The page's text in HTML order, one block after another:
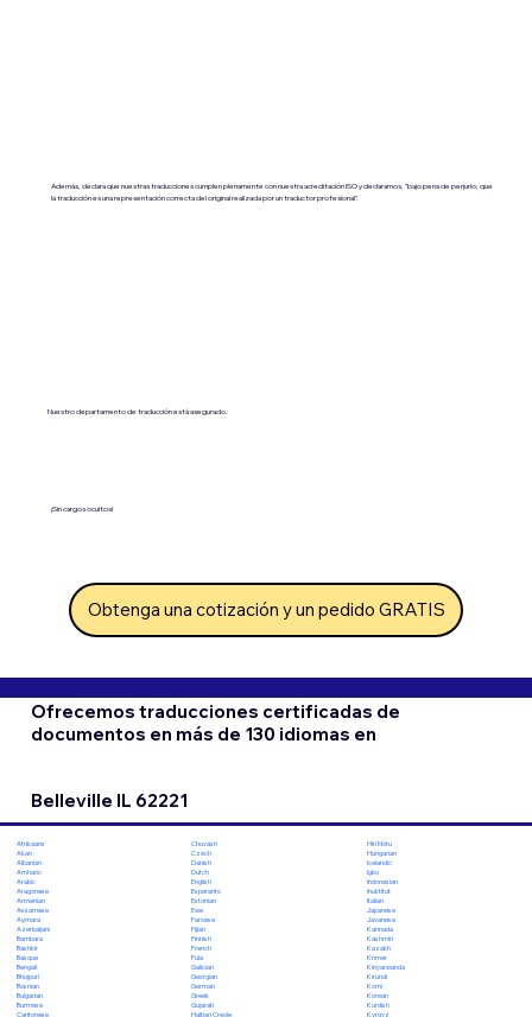
Además, declara que nuestras traducciones cumplen plenamente con nuestra acreditación ISO y declaramos, "bajo pena de perjurio, que
la traducción es una representación correcta del original realizada por un traductor profesional".
Nuestro departamento de traducción está asegurado.
¡Sin cargos ocultos!
Obtenga una cotización y un pedido GRATIS
Ofrecemos traducciones certificadas de
documentos en más de 130 idiomas en
Belleville IL 62221
Afrikaans
Akan
Albanian
Amharic
Arabic
Aragonese
Armenian
Assamese
Aymara
Azerbaijani
Bambara
Bashkir
Basque
Bengali
Bhojpuri
Bosnian
Bulgarian
Burmese
Cantonese
Chuvash
Czech
Danish
Dutch
English
Esperanto
Estonian
Ewe
Faroese
Fijian
Finnish
French
Fula
Galician
Georgian
German
Greek
Gujarati
Haitian Creole
Hiri Motu
Hungarian
Icelandic
Igbo
Indonesian
Inuktitut
Italian
Japanese
Javanese
Kannada
Kashmiri
Kazakh
Khmer
Kinyarwanda
Kirundi
Komi
Korean
Kurdish
Kyrgyz